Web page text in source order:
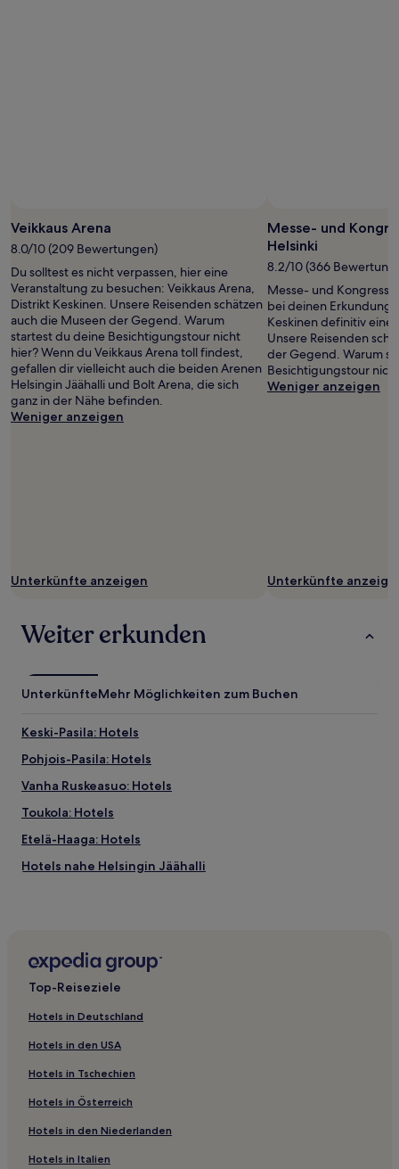
Veikkaus Arena
8.0/10 (209 Bewertungen)
Du solltest es nicht verpassen, hier eine
Veranstaltung zu besuchen: Veikkaus Arena,
Distrikt Keskinen. Unsere Reisenden schätzen
auch die Museen der Gegend. Warum
startest du deine Besichtigungstour nicht
hier? Wenn du Veikkaus Arena toll findest,
gefallen dir vielleicht auch die beiden Arenen
Helsingin Jäähalli und Bolt Arena, die sich
ganz in der Nähe befinden.
Weniger anzeigen
Unterkünfte anzeigen
Messe- und
Helsinki
8.2/10 (366
Messe- und
bei deinen
Keskinen definitiv
Unsere Reisenden
der Gegend. Warum
Besichtigungstour
Weniger anzeigen
Unterkünfte
Weiter erkunden
UnterkünfteMehr Möglichkeiten zum Buchen
Keski-Pasila: Hotels
Pohjois-Pasila: Hotels
Vanha Ruskeasuo: Hotels
Toukola: Hotels
Etelä-Haaga: Hotels
Hotels nahe Helsingin Jäähalli
Hotels nahe Straßenbahnhaltestelle Auroran sairaala
Hotels nahe Töölö Bay
Maunulanpuisto: Hotels
Hotels nahe S-Bahn-Station Huopalahti
Kivihaka: Hotels
Alppila: Hotels
Kumpula: Hotels
Bortre Tölö: Hotels
Top-Reiseziele
Hotels in Deutschland
Hotels in den USA
Hotels in Tschechien
Hotels in Österreich
Hotels in den Niederlanden
Hotels in Italien